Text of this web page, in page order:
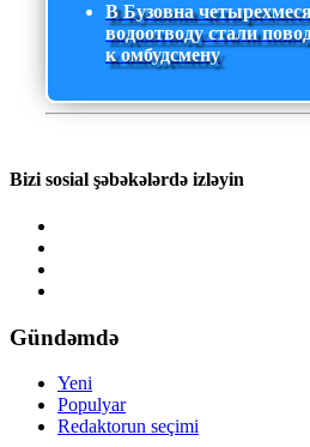
В Бузовна
водоотводу стали
к омбудсмену
Bizi sosial şəbəkələrdə izləyin
Gündəmdə
Yeni
Populyar
Redaktorun seçimi